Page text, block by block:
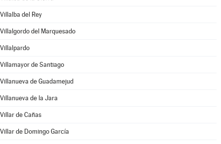
Villalba del Rey
Villalgordo del Marquesado
Villalpardo
Villamayor de Santiago
Villanueva de Guadamejud
Villanueva de la Jara
Villar de Cañas
Villar de Domingo García